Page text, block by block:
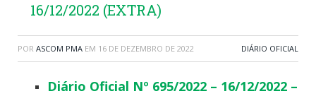
16/12/2022 (EXTRA)
POR ASCOM PMA EM 16 DE DEZEMBRO DE 2022 DIÁRIO OFICIAL
Diário Oficial Nº 695/2022 – 16/12/2022 –